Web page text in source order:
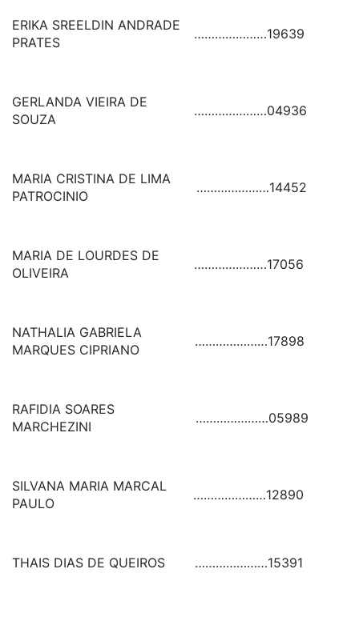
ERIKA SREELDIN ANDRADE
PRATES
…………………19639
GERLANDA VIEIRA DE
SOUZA
…………………04936
MARIA CRISTINA DE LIMA
PATROCINIO
…………………14452
MARIA DE LOURDES DE
OLIVEIRA
…………………17056
NATHALIA GABRIELA
MARQUES CIPRIANO
…………………17898
RAFIDIA SOARES
MARCHEZINI
…………………05989
SILVANA MARIA MARCAL
PAULO
…………………12890
THAIS DIAS DE QUEIROS …………………15391